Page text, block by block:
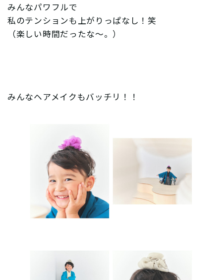
みんなパワフルで
私のテンションも上がりっぱなし！笑
（楽しい時間だったな〜。）
みんなヘアメイクもバッチリ！！